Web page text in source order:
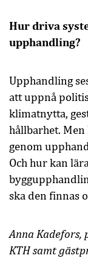
Hur driva
upphandling?
Upphandling
att uppnå
klimatnytta,
hållbarhet.
genom
Och hur kan
ska den finnas
Anna
KTH samt